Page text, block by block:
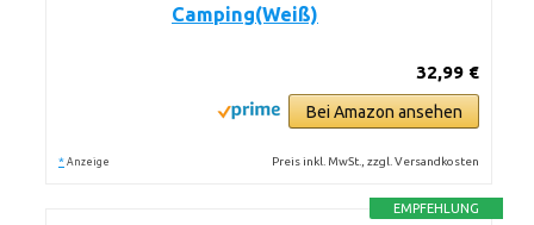
Camping(Weiß)
32,99 €
Bei Amazon ansehen
* Anzeige Preis inkl. MwSt., zzgl. Versandkosten
EMPFEHLUNG